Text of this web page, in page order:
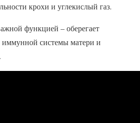
крохи и углекислый газ.
функцией – оберегает
иммунной системы матери и